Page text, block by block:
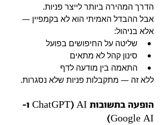
הדרך המהירה ביותר לייצר פניות.
אבל ההבדל האמיתי הוא לא בקמפיין —
אלא בניהול:
שליטה על החיפושים בפועל
סינון קהל לא מתאים
התאמה בין מודעה לדף
ללא זה — מתקבלות פניות שלא נסגרות.
הופעה בתשובות AI (ChatGPT ו-
Google AI)